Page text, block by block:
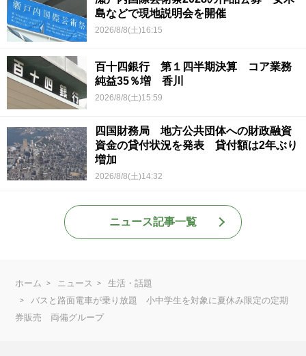
島などで現地説明会を開催
2026/8/8(土)16:15
百十四銀行 第１四半期決算 コア業務
純益35％増 香川
2026/8/8(土)15:59
四国財務局 地方公共団体への財政融資
資金の貸付状況を発表 貸付額は2年ぶり
増加
2026/8/8(土)14:32
ニュース記事一覧
ホーム ニュース
生活・話題
バスと路面電車が乗り放題 小中学生を対象に夏休み限定の定期
券販売 両備グループ